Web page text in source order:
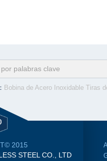
Bobina de Acero Inoxidable Tiras de
2015
STEEL CO., LTD